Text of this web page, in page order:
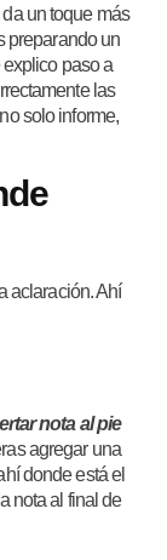
un toque más
preparando un
explico paso a
las
solo informe,
aclaración. Ahí
nota al pie
agregar una
donde está el
nota al final de